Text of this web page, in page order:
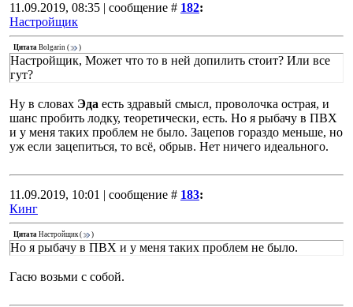
11.09.2019, 08:35 | сообщение # 182:
Настройщик
Цитата Bolgarin ( )
Настройщик, Может что то в ней допилить стоит? Или все
гут?
Ну в словах Эда есть здравый смысл, проволочка острая, и
шанс пробить лодку, теоретически, есть. Но я рыбачу в ПВХ
и у меня таких проблем не было. Зацепов гораздо меньше, но
уж если зацепиться, то всё, обрыв. Нет ничего идеального.
11.09.2019, 10:01 | сообщение # 183:
Кинг
Цитата Настройщик( )
Но я рыбачу в ПВХ и у меня таких проблем не было.
Гасю возьми с собой.